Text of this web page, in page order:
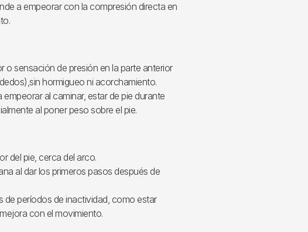
a empeorar con la compresión directa en
o sensación de presión en la parte anterior
hormigueo ni acorchamiento.
al caminar, estar de pie durante
al poner peso sobre el pie.
del pie, cerca del arco.
al dar los primeros pasos después de
de períodos de inactividad, como estar
con el movimiento.